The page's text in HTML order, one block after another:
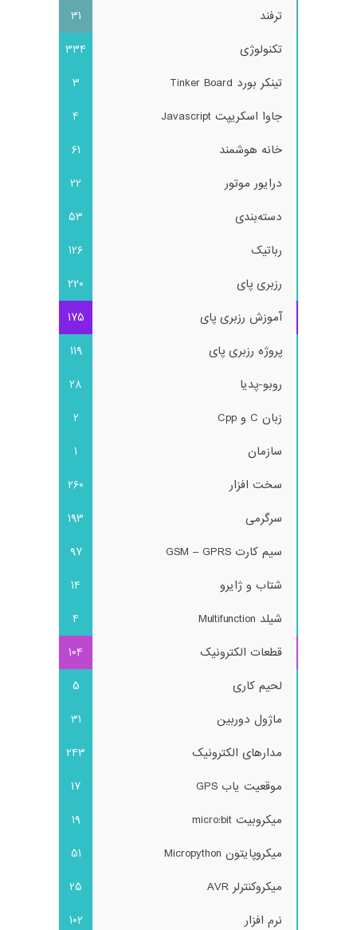
ترفند
31
تکنولوژی
334
تینکر بورد Tinker Board
3
جاوا اسکریپت Javascript
4
خانه هوشمند
61
درایور موتور
22
دسته‌بندی
53
رباتیک
126
رزبری پای
220
آموزش رزبری پای
175
پروژه رزبری پای
119
روبو-پدیا
28
زبان C و Cpp
2
سازمان
1
سخت افزار
260
سرگرمی
193
سیم کارت GSM – GPRS
97
شتاب و ژایرو
14
شیلد Multifunction
4
قطعات الکترونیک
104
لحیم کاری
5
ماژول دوربین
31
مدارهای الکترونیک
243
موقعیت یاب GPS
17
میکروبیت micro:bit
19
میکروپایتون Micropython
51
میکروکنترلر AVR
25
نرم افزار
102